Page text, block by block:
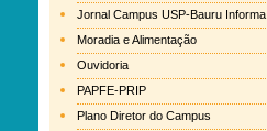
Jornal Campus USP-Bauru Informa
Moradia e Alimentação
Ouvidoria
PAPFE-PRIP
Plano Diretor do Campus